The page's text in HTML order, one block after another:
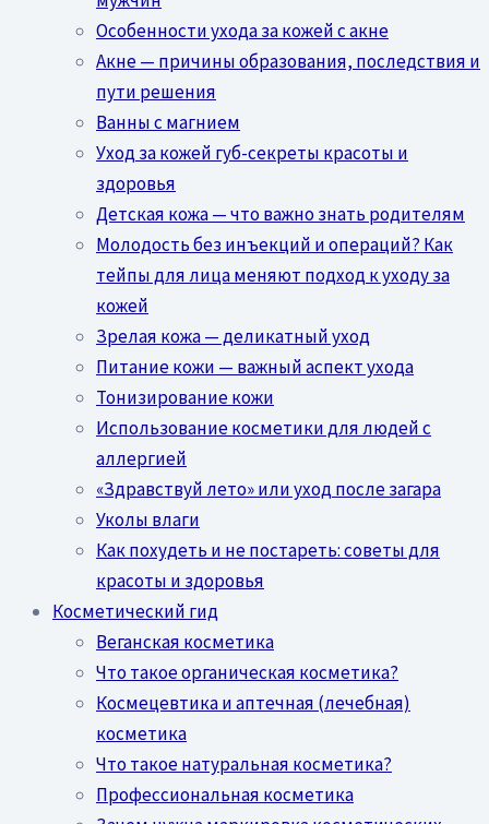
Особенности ухода за кожей с акне
Акне — причины образования, последствия и
пути решения
Ванны с магнием
Уход за кожей губ-секреты красоты и
здоровья
Детская кожа — что важно знать родителям
Молодость без инъекций и операций? Как
тейпы для лица меняют подход к уходу за
кожей
Зрелая кожа — деликатный уход
Питание кожи — важный аспект ухода
Тонизирование кожи
Использование косметики для людей с
аллергией
«Здравствуй лето» или уход после загара
Уколы влаги
Как похудеть и не постареть: советы для
красоты и здоровья
Косметический гид
Веганская косметика
Что такое органическая косметика?
Космецевтика и аптечная (лечебная)
косметика
Что такое натуральная косметика?
Профессиональная косметика